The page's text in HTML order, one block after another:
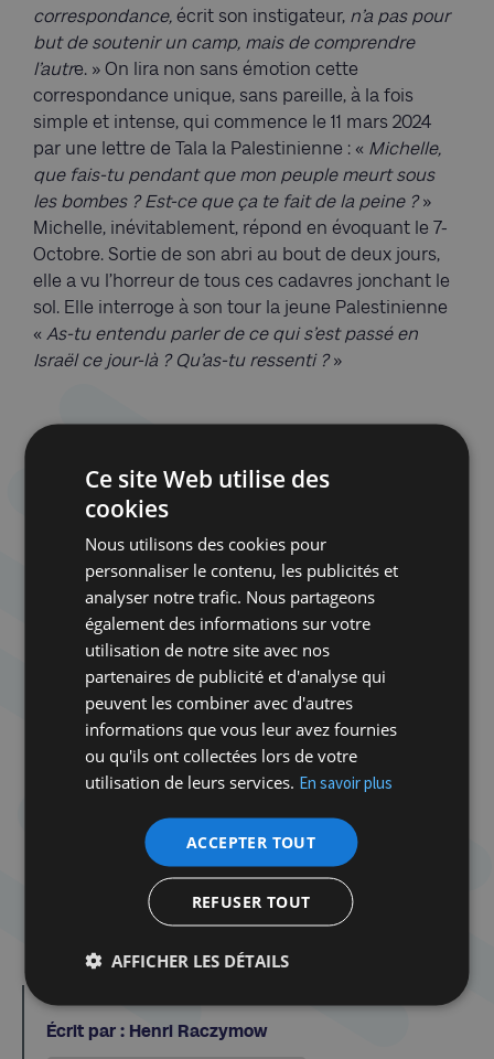
correspondance, écrit son instigateur, n’a pas pour
but de soutenir un camp, mais de comprendre
l’autre. » On lira non sans émotion cette
correspondance unique, sans pareille, à la fois
simple et intense, qui commence le 11 mars 2024
par une lettre de Tala la Palestinienne : « Michelle,
que fais-tu pendant que mon peuple meurt sous
les bombes ? Est-ce que ça te fait de la peine ?»
Michelle, inévitablement, répond en évoquant le 7-
Octobre. Sortie de son abri au bout de deux jours,
elle a vu l’horreur de tous ces cadavres jonchant le
sol. Elle interroge à son tour la jeune Palestinienne
« As-tu entendu parler de ce qui s’est passé en
Israël ce jour-là ? Qu’as-tu ressenti ?»
Chacune cherche de la compassion chez l’autre,
et l’obtient. On se dit, nous lecteurs européens,
que tout, malgré tout, n’est pas perdu. Il reste un
mince espoir, ténu comme un fil. Cette
correspondance exemplaire et inattendue nous
Écrit par : Henri Raczymow
Ce site Web utilise des
cookies
Nous utilisons des cookies pour
personnaliser le contenu, les publicités et
analyser notre trafic. Nous partageons
également des informations sur votre
utilisation de notre site avec nos
partenaires de publicité et d'analyse qui
peuvent les combiner avec d'autres
informations que vous leur avez fournies
ou qu'ils ont collectées lors de votre
utilisation de leurs services. En savoir plus
ACCEPTER TOUT
REFUSER TOUT
AFFICHER LES DÉTAILS